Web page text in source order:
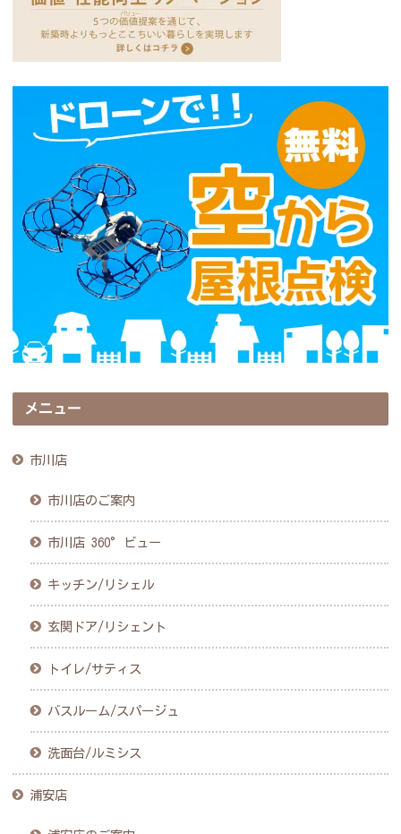
メニュー
市川店
市川店のご案内
市川店 360°ビュー
キッチン/リシェル
玄関ドア/リシェント
トイレ/サティス
バスルーム/スパージュ
洗面台/ルミシス
浦安店